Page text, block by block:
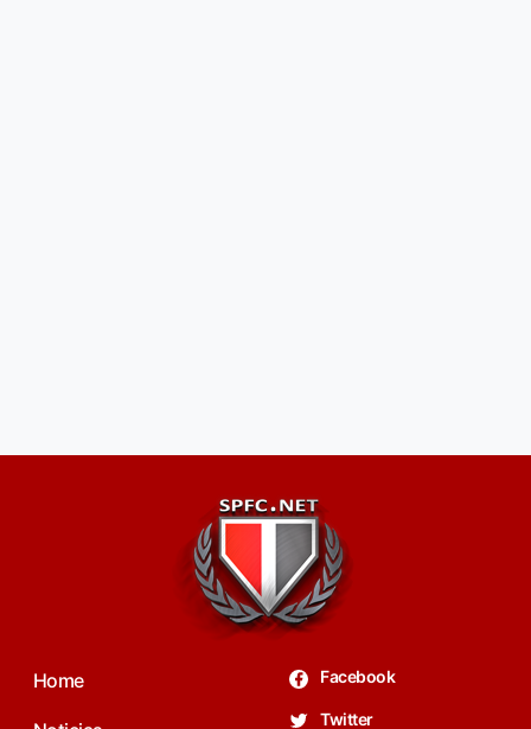
Home Facebook
Twitter